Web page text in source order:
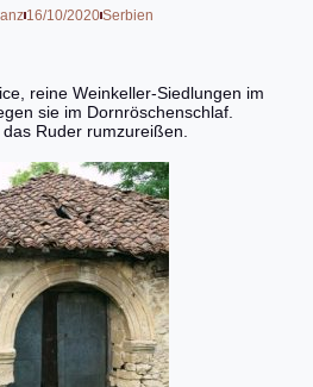
16/10/2020Serbien
reine Weinkeller-Siedlungen im
sie im Dornröschenschlaf.
Ruder rumzureißen.